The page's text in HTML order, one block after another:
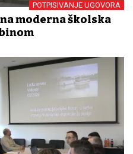
POTPISIVANJE UGOVORA
moderna školska